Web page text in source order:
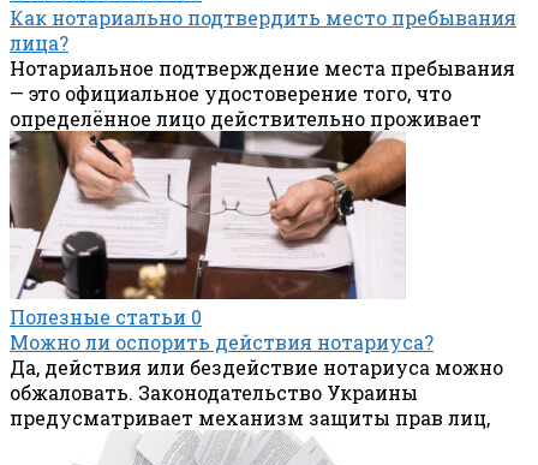
Как нотариально подтвердить место пребывания
лица?
Нотариальное подтверждение места пребывания
— это официальное удостоверение того, что
определённое лицо действительно проживает
Полезные статьи 0
Можно ли оспорить действия нотариуса?
Да, действия или бездействие нотариуса можно
обжаловать. Законодательство Украины
предусматривает механизм защиты прав лиц,